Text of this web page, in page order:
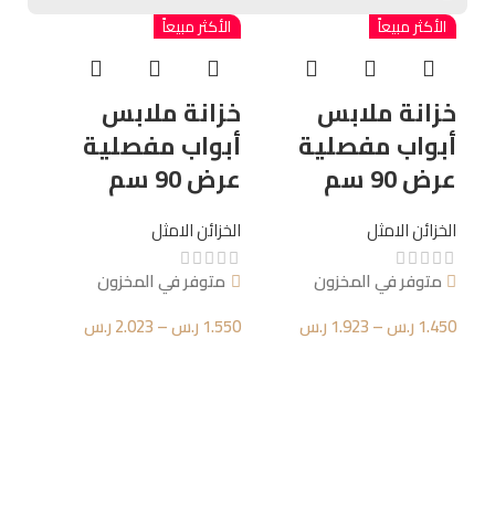
الأكثر مبيعاً
خزانة ملابس
أبواب مفصلية
عرض 90 سم
الخزائن الامثل
متوفر في المخزون
1.450 ر.س–
1.923 ر.س
الأكثر مبيعاً
خزانة ملابس
أبواب مفصلية
عرض 90 سم
الخزائن الامثل
متوفر في المخزون
1.550 ر.س–
2.023ر.س